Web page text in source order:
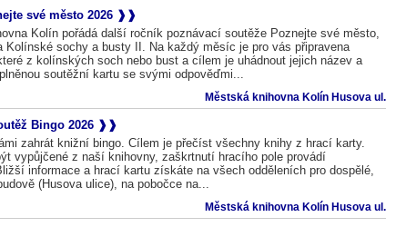
své město 2026
Kolín pořádá další ročník poznávací soutěže Poznejte své město,
Kolínské sochy a busty II. Na každý měsíc je pro vás připravena
z kolínských soch nebo bust a cílem je uhádnout jejich název a
soutěžní kartu se svými odpověďmi...
Městská knihovna Kolín Husova ul.
Bingo 2026
zahrát knižní bingo. Cílem je přečíst všechny knihy z hrací karty.
vypůjčené z naší knihovny, zaškrtnutí hracího pole provádí
informace a hrací kartu získáte na všech odděleních pro dospělé,
(Husova ulice), na pobočce na...
Městská knihovna Kolín Husova ul.